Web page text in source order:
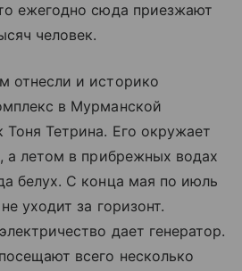
ежегодно сюда приезжают
человек.
отнесли и историко
в Мурманской
Тетрина. Его окружает
а летом в прибрежных водах
белух. С конца мая по июль
уходит за горизонт.
дает генератор.
всего несколько